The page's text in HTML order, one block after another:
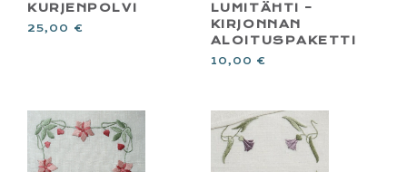
KURJENPOLVI
25,00 €
LUMITÄHTI –
KIRJONNAN
ALOITUSPAKETTI
10,00 €